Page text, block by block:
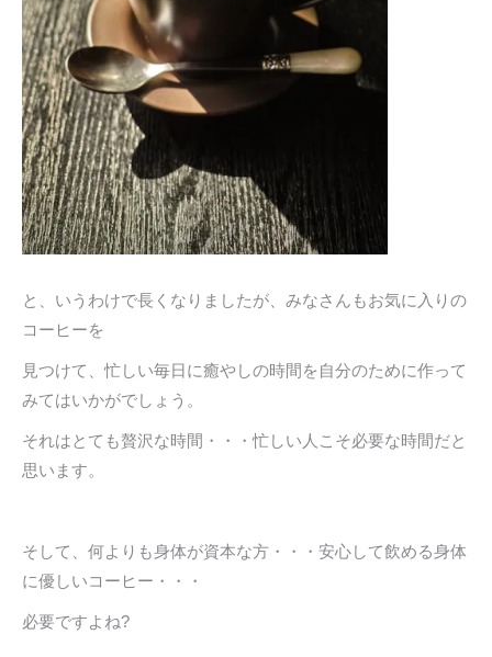
と、いうわけで長くなりましたが、みなさんもお気に入りの
コーヒーを
見つけて、忙しい毎日に癒やしの時間を自分のために作って
みてはいかがでしょう。
それはとても贅沢な時間・・・忙しい人こそ必要な時間だと
思います。
そして、何よりも身体が資本な方・・・安心して飲める身体
に優しいコーヒー・・・
必要ですよね?